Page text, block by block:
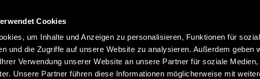
Cookies
um Inhalte und Anzeigen zu personalisieren, Funktionen für
und die Zugriffe auf unsere Website zu analysieren. Außerdem geben
Verwendung unserer Website an unsere Partner für soziale Medien,
Unsere Partner führen diese Informationen möglicherweise mit
SprachenMenü
Suche
Produktnamen suchen